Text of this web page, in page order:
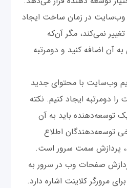
وب‌سایت در زمان ساخت ایجاد
نمی‌کند، مگر آن‌که
آن اضافه کنید و دومرتبه
وب‌سایت با محتوای جدید
دومرتبه ایجاد کنیم. نکته
توسعه‌دهنده باید به آن
توسعه‌دهندگان اطلاع
پردازش سمت سرور است.
صفحات وب در سرور به
مرورگر کلاینت اشاره دارد.